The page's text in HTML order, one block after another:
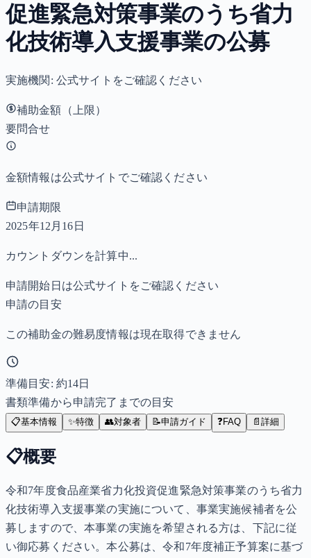
促進緊急対策事業のうち省力
化技術導入支援事業の公募
実施機関: 公式サイトをご確認ください
補助金額（上限）
要問合せ
金額情報は公式サイトでご確認ください
申請期限
2025年12月16日
カウントダウンを計算中...
申請開始日は公式サイトをご確認ください
申請の目安
この補助金の難易度情報は現在取得できません
準備目安: 約14日
書類準備から申請完了までの目安
📋基本情報 ✨特徴 👥対象者 📝申請ガイド ❓FAQ 📄 詳細
📋概要
令和7年度食品産業省力化投資促進緊急対策事業のうち省力
化技術導入支援事業の実施について、事業実施候補者を公
募しますので、本事業の実施を希望される方は、下記に従
い御応募ください。本公募は、令和7年度補正予算案に基づ